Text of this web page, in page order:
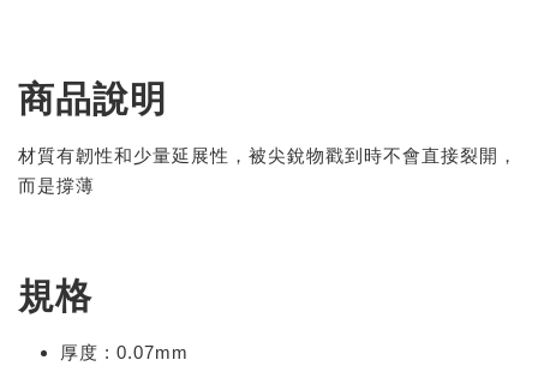
商品說明
材質有韌性和少量延展性，被尖銳物戳到時不會直接裂開，
而是撐薄
規格
厚度 : 0.07mm